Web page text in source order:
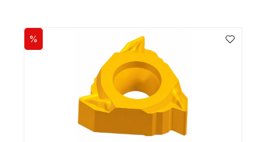
Rabatt
%